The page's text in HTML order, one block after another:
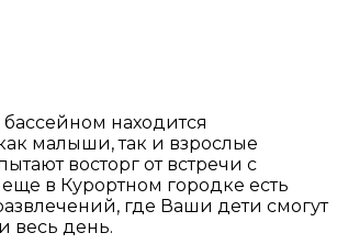
находится
малыши, так и взрослые
восторг от встречи с
в Курортном городке есть
где Ваши дети смогут
весь день.